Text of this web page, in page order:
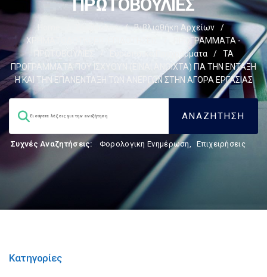
ΠΡΩΤΟΒΟΥΛΙΕΣ
Σύμβουλος / Βιβλιοθήκη Αρχείων
/
ΧΡΗΜΑΤΟΔΟΤΗΣΕΙΣ-ΕΠΙΔΟΤΗΣΕΙΣ
ΠΡΟΓΡΑΜΜΑΤΑ -
ΠΡΩΤΟΒΟΥΛΙΕΣ
Ευρωπαικά Προγράμματα /
ΤΑ
ΠΡΟΓΡΑΜΜΑΤΑ ΠΟΥ ΙΣΧΥΟΥΝ (ΕΙΝΑΙ ΑΝΟΙΧΤΑ) ΓΙΑ ΤΗΝ ΕΝΤΑΞΗ
Η ΚΑΙ ΤΗΝ ΕΠΑΝΕΝΤΑΞΗ ΤΩΝ ΑΝΕΡΓΩΝ ΣΤΗΝ ΑΓΟΡΑ ΕΡΓΑΣΙΑΣ
Συχνές Αναζητήσεις: Φορολογικη Ενημέρωση, Επιχειρήσεις
Κατηγορίες